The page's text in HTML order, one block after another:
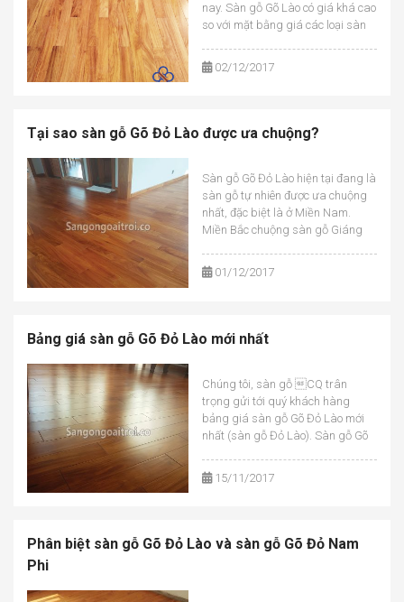
nay. Sàn gỗ Gõ Lào có giá khá cao
so với mặt bằng giá các loại sàn
cách, giá sàn gỗ Đỏ Lào cao gấp
1.5 – 2 lần so […]...
02/12/2017
Tại sao sàn gỗ Gõ Đỏ Lào được ưa chuộng?
Sàn gỗ Gõ Đỏ Lào hiện tại đang là
sàn gỗ tự nhiên được ưa chuộng
nhất, đặc biệt là ở Miền Nam.
Miền Bắc chuộng sàn gỗ Giáng
miền Nam thì chỉ ưa chuộng sàn
gỗ Gõ Đỏ Lào. Bạn có biết vì sao
01/12/2017
Bảng giá sàn gỗ Gõ Đỏ Lào mới nhất
Chúng tôi, sàn gỗ CQ trân
trọng gửi tới quý khách hàng
bảng giá sàn gỗ Gõ Đỏ Lào mới
nhất (sàn gỗ Đỏ Lào). Sàn gỗ Gõ
tự nhiên ổn định nhất cùng với sàn
gỗ Teak Lào và sàn gỗ Giáng
15/11/2017
Phân biệt sàn gỗ Gõ Đỏ Lào và sàn gỗ Gõ Đỏ Nam
Phi